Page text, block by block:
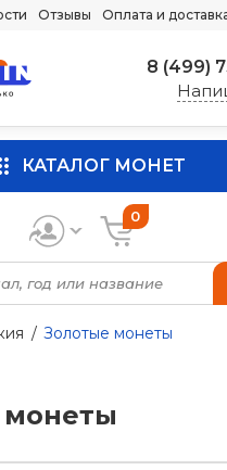
Отзывы Оплата и
8 (499)
КАТАЛОГ МОНЕТ
0
Золотые монеты